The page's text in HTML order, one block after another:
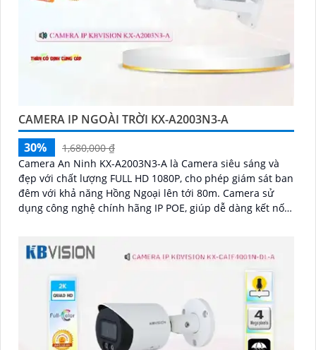
CAMERA IP NGOÀI TRỜI KX-A2003N3-A
30%
1,680,000 ₫
Camera An Ninh KX-A2003N3-A là Camera siêu sáng và
đẹp với chất lượng FULL HD 1080P, cho phép giám sát ban
đêm với khả năng Hồng Ngoại lên tới 80m. Camera sử
dụng công nghệ chính hãng IP POE, giúp dễ dàng kết nối